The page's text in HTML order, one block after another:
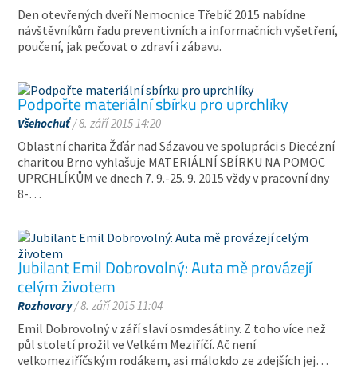
Den otevřených dveří Nemocnice Třebíč 2015 nabídne
návštěvníkům řadu preventivních a informačních vyšetření,
poučení, jak pečovat o zdraví i zábavu.
Podpořte materiální sbírku pro uprchlíky
Všehochuť/ 8. září 2015 14:20
Oblastní charita Žďár nad Sázavou ve spolupráci s Diecézní
charitou Brno vyhlašuje MATERIÁLNÍ SBÍRKU NA POMOC
UPRCHLÍKŮM ve dnech 7. 9.-25. 9. 2015 vždy v pracovní dny
8-…
Jubilant Emil Dobrovolný: Auta mě provázejí
celým životem
Rozhovory/ 8. září 2015 11:04
Emil Dobrovolný v září slaví osmdesátiny. Z toho více než
půl století prožil ve Velkém Meziříčí. Ač není
velkomeziříčským rodákem, asi málokdo ze zdejších jej…